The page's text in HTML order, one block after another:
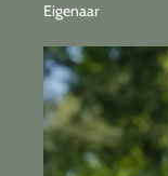
Eigenaar